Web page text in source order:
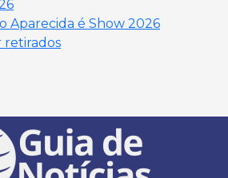
Aparecida é Show 2026
retirados